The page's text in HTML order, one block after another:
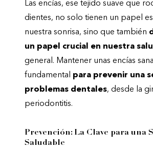
Las encías, ese tejido suave que
dientes, no solo tienen un papel
nuestra sonrisa, sino que también
un papel crucial en nuestra
general. Mantener unas encías
fundamental para prevenir una
problemas dentales, desde la
periodontitis.
Prevención: La Clave para una
Saludable